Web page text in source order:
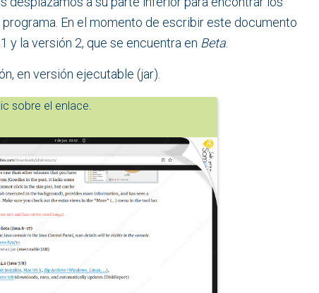
En el momento de escribir este documento
y la versión 2, que se encuentra en Beta
en versión ejecutable (jar).
sobre el enlace.